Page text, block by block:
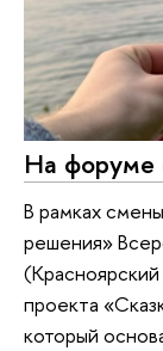
На форуме
В рамках
решения»
проекта
который